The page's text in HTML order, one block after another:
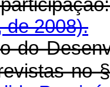
a
de 2008).
do
no